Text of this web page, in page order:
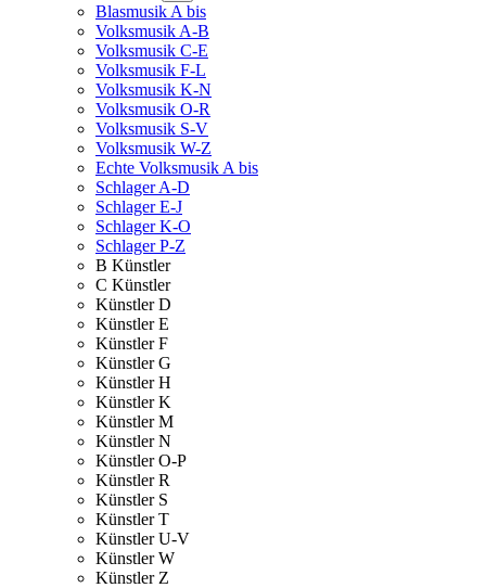
Blasmusik A bis
Volksmusik A-B
Volksmusik C-E
Volksmusik F-L
Volksmusik K-N
Volksmusik O-R
Volksmusik S-V
Volksmusik W-Z
Echte Volksmusik A bis
Schlager A-D
Schlager E-J
Schlager K-O
Schlager P-Z
B Künstler
C Künstler
Künstler D
Künstler E
Künstler F
Künstler G
Künstler H
Künstler K
Künstler M
Künstler N
Künstler O-P
Künstler R
Künstler S
Künstler T
Künstler U-V
Künstler W
Künstler Z